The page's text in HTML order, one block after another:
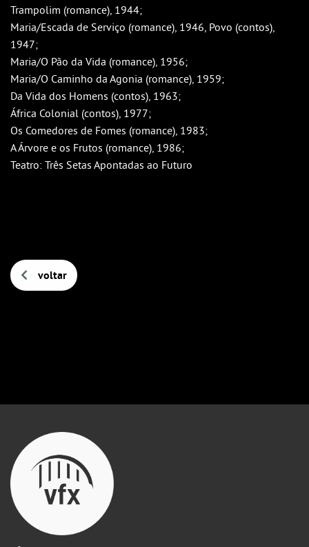
Trampolim (romance), 1944;
Maria/Escada de Serviço (romance), 1946, Povo (contos),
1947;
Maria/O Pão da Vida (romance), 1956;
Maria/O Caminho da Agonia (romance), 1959;
Da Vida dos Homens (contos), 1963;
África Colonial (contos), 1977;
Os Comedores de Fomes (romance), 1983;
A Árvore e os Frutos (romance), 1986;
Teatro: Três Setas Apontadas ao Futuro
voltar